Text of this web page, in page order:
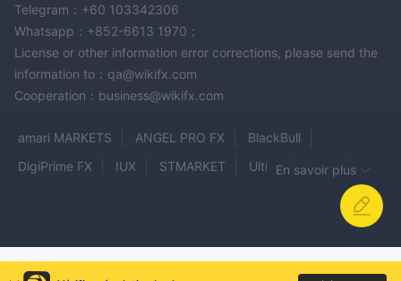
Telegram：+60 103342306
Whatsapp：+852-6613 1970；
License or other information error corrections, please send the
information to：qa@wikifx.com
Cooperation：business@wikifx.com
amari MARKETS ANGEL PRO FX
BlackBull
DigiPrime FX
IUX STMARKET Ultima
AMG
SBC
premier markets
Market Equity
En savoir plus